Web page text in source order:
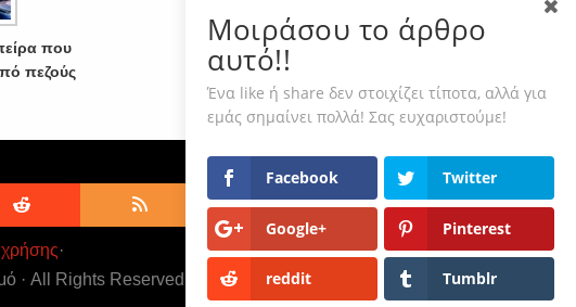
που
πεζούς
·
· All Rights Reserved ·
Μοιράσου το άρθρο
αυτό!!
Ένα like ή share δεν στοιχίζει τίποτα, αλλά για
εμάς σημαίνει πολλά! Σας ευχαριστούμε!
Facebook Twitter
Google+ Pinterest
reddit Tumblr